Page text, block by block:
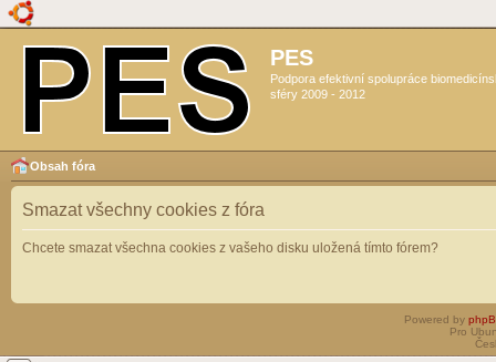
PES
Podpora efektivní spolupráce
sféry 2009 - 2012
Obsah fóra
Smazat všechny cookies z fóra
Chcete smazat všechna cookies z vašeho disku uložená tímto fórem?
Powered by
Pro